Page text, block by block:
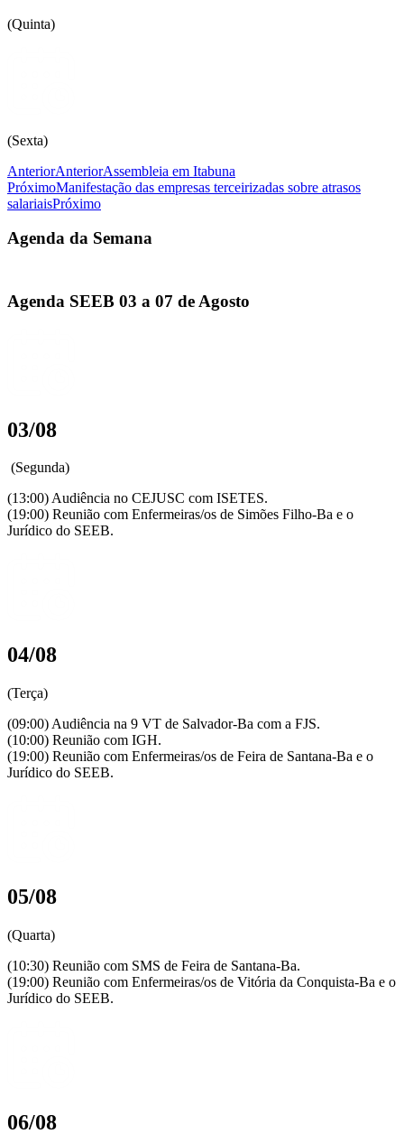
(Quinta)
(Sexta)
AnteriorAnteriorAssembleia em Itabuna
PróximoManifestação das empresas terceirizadas sobre atrasos
salariaisPróximo
Agenda da Semana
Agenda SEEB 03 a 07 de Agosto
03/08
(Segunda)
(13:00) Audiência no CEJUSC com ISETES.
(19:00) Reunião com Enfermeiras/os de Simões Filho-Ba e o
Jurídico do SEEB.
04/08
(Terça)
(09:00) Audiência na 9 VT de Salvador-Ba com a FJS.
(10:00) Reunião com IGH.
(19:00) Reunião com Enfermeiras/os de Feira de Santana-Ba e o
Jurídico do SEEB.
05/08
(Quarta)
(10:30) Reunião com SMS de Feira de Santana-Ba.
(19:00) Reunião com Enfermeiras/os de Vitória da Conquista-Ba e o
Jurídico do SEEB.
06/08